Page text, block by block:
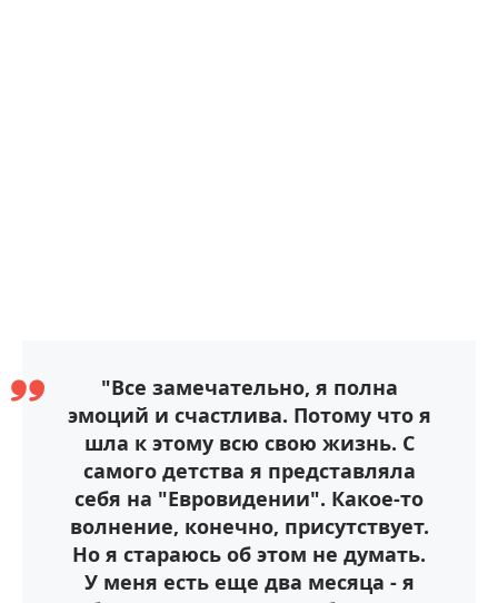
"Все замечательно, я полна
эмоций и счастлива. Потому что я
шла к этому всю свою жизнь. С
самого детства я представляла
себя на "Евровидении". Какое-то
волнение, конечно, присутствует.
Но я стараюсь об этом не думать.
У меня есть еще два месяца - я